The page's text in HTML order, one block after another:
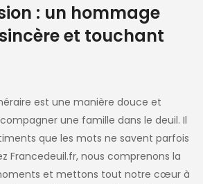
: un hommage
et touchant
est une manière douce et
une famille dans le deuil. Il
que les mots ne savent parfois
Francedeuil.fr, nous comprenons la
et mettons tout notre cœur à